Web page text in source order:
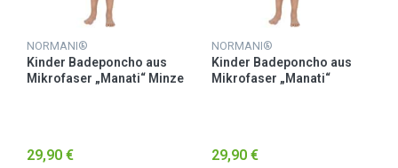
NORMANI®
Kinder Badeponcho aus
Mikrofaser „Manati“ Minze
29,90 €
NORMANI®
Kinder Badeponcho aus
Mikrofaser „Manati“
29,90 €